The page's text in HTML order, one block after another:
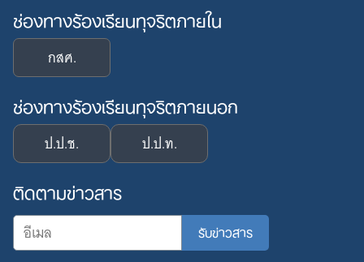
ช่องทางร้องเรียนทุจริตภายใน
กสศ.
ช่องทางร้องเรียนทุจริตภายนอก
ป.ป.ช. ป.ป.ท.
ติดตามข่าวสาร